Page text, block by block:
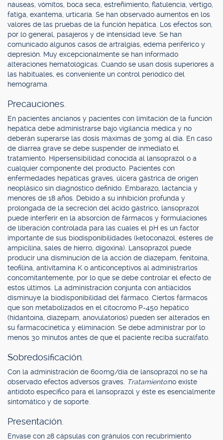
náuseas, vómitos, boca seca, estreñimiento, flatulencia, vértigo,
fatiga, exantema, urticaria. Se han observado aumentos en los
valores de las pruebas de la función hepática. Los efectos son,
por lo general, pasajeros y de intensidad leve. Se han
comunicado algunos casos de artralgias, edema periférico y
depresión. Muy excepcionalmente se han informado
alteraciones hematológicas. Cuando se usan dosis superiores a
las habituales, es conveniente un control periódico del
hemograma.
Precauciones.
En pacientes ancianos y pacientes con limitación de la función
hepática debe administrarse bajo vigilancia médica y no
deberán superarse las dosis máximas de 30mg al día. En caso
de diarrea grave se debe suspender de inmediato el
tratamiento. Hipersensibilidad conocida al lansoprazol o a
cualquier componente del producto. Pacientes con
enfermedades hepáticas graves, úlcera gástrica de origen
neoplásico sin diagnóstico definido. Embarazo, lactancia y
menores de 18 años. Debido a su inhibición profunda y
prolongada de la secreción del ácido gástrico, lansoprazol
puede interferir en la absorción de fármacos y formulaciones
de liberación controlada para las cuales el pH es un factor
importante de sus biodisponibilidades (ketoconazol, ésteres de
ampicilina, sales de hierro, digoxina). Lansoprazol puede
producir una disminución de la acción de diazepam, fenitoína,
teofilina, antivitamina K o anticonceptivos al administrarlos
concomitantemente, por lo que se debe controlar el efecto de
estos últimos. La administración conjunta con antiácidos
disminuye la biodisponibilidad del fármaco. Ciertos fármacos
que son metabolizados en el citocromo P-450 hepático
(hidantoína, diazepam, anovulatorios) pueden ser alterados en
su farmacocinética y eliminación. Se debe administrar por lo
menos 30 minutos antes de que el paciente reciba sucralfato.
Sobredosificación.
Con la administración de 600mg/día de lansoprazol no se ha
observado efectos adversos graves. Tratamiento:no existe
antídoto específico para el lansoprazol y éste es esencialmente
sintomático y de soporte.
Presentación.
Envase con 28 cápsulas con gránulos con recubrimiento